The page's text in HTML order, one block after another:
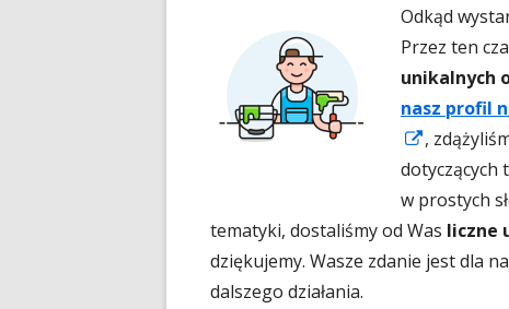
się
w
nowym
oknie
się
nowym
oknie
się
w
Odkąd
Przez ten
unikalnych
nasz profil
Strona
otwiera
się
w
nowym
,
dotyczących
w prostych
tematyki, dostaliśmy od Was liczne
dziękujemy. Wasze zdanie jest dla
dalszego działania.